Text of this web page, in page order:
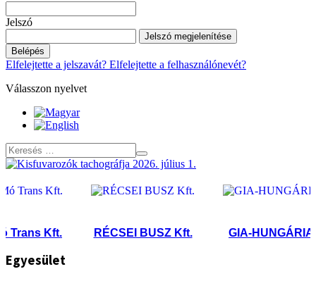
Jelszó
Jelszó megjelenítése
Belépés
Elfelejtette a jelszavát? Elfelejtette a felhasználónevét?
Válasszon nyelvet
Kft. RÉCSEI BUSZ Kft. GIA-HUNGÁRIA
Egyesület